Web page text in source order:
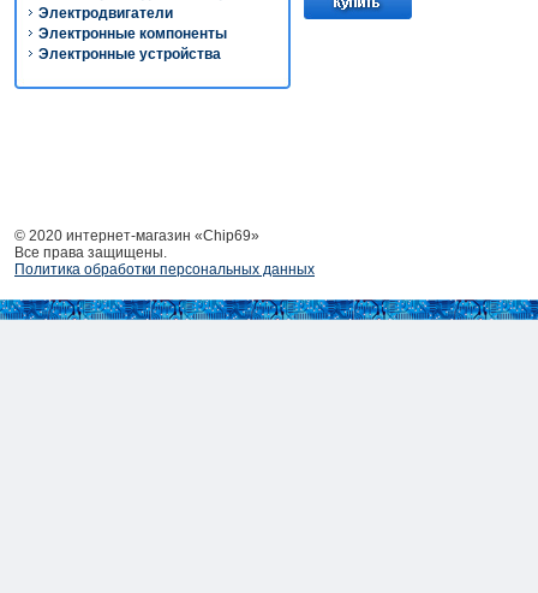
Электродвигатели
Электронные компоненты
Электронные устройства
© 2020 интернет-магазин «Chip69»
Все права защищены.
Политика обработки персональных данных